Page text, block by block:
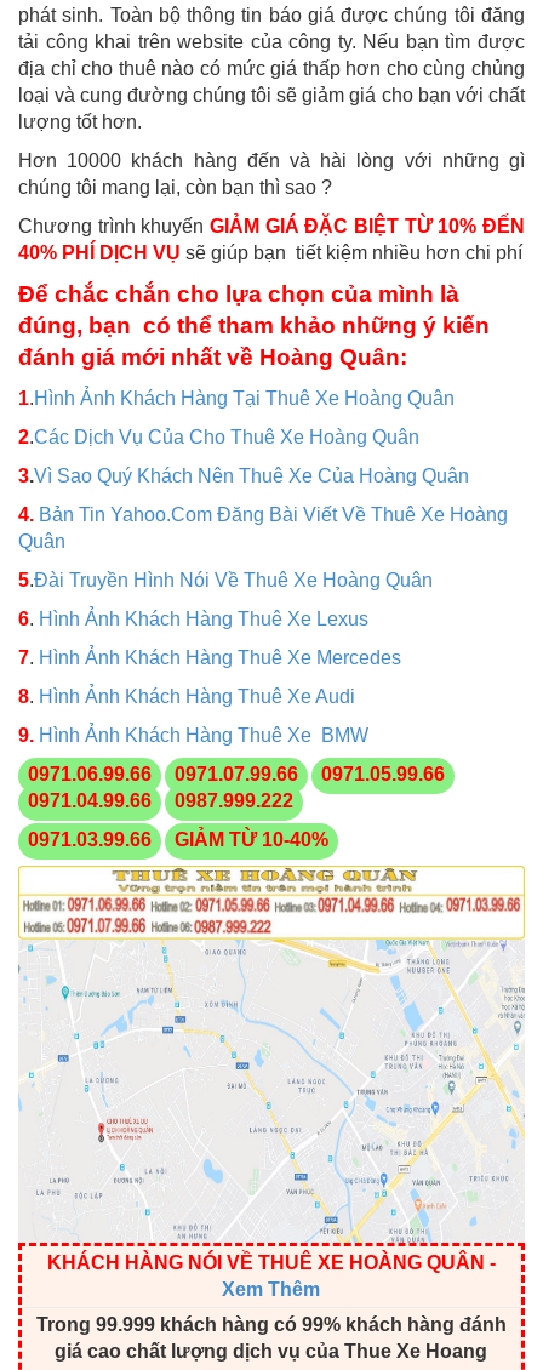
phát sinh. Toàn bộ thông tin báo giá được chúng tôi đăng
tải công khai trên website của công ty. Nếu bạn tìm được
địa chỉ cho thuê nào có mức giá thấp hơn cho cùng chủng
loại và cung đường chúng tôi sẽ giảm giá cho bạn với chất
lượng tốt hơn.
Hơn 10000 khách hàng đến và hài lòng với những gì
chúng tôi mang lại, còn bạn thì sao ?
Chương trình khuyến GIẢM GIÁ ĐẶC BIỆT TỪ 10% ĐẾN
40% PHÍ DỊCH VỤ sẽ giúp bạn tiết kiệm nhiều hơn chi phí
Để chắc chắn cho lựa chọn của mình là
đúng, bạn có thể tham khảo những ý kiến
đánh giá mới nhất về Hoàng Quân:
1.Hình Ảnh Khách Hàng Tại Thuê Xe Hoàng Quân
2.Các Dịch Vụ Của Cho Thuê Xe Hoàng Quân
3.Vì Sao Quý Khách Nên Thuê Xe Của Hoàng Quân
4. Bản Tin Yahoo.Com Đăng Bài Viết Về Thuê Xe Hoàng
Quân
5.Đài Truyền Hình Nói Về Thuê Xe Hoàng Quân
6. Hình Ảnh Khách Hàng Thuê Xe Lexus
7. Hình Ảnh Khách Hàng Thuê Xe Mercedes
8. Hình Ảnh Khách Hàng Thuê Xe Audi
9. Hình Ảnh Khách Hàng Thuê Xe BMW
0971.06.99.66
0971.07.99.66
0971.05.99.66
0971.04.99.66
0987.999.222
0971.03.99.66
GIẢM TỪ 10-40%
KHÁCH HÀNG NÓI VỀ THUÊ XE HOÀNG QUÂN -
Xem Thêm
Trong 99.999 khách hàng có 99% khách hàng đánh
giá cao chất lượng dịch vụ của Thue Xe Hoang